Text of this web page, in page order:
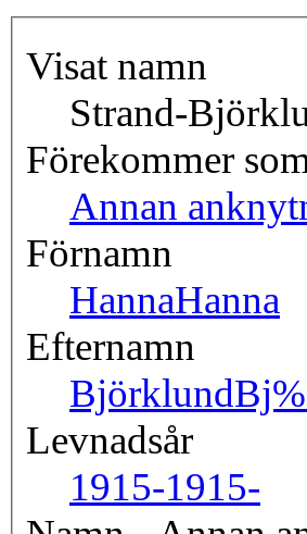
Visat namn
Strand-
Förekommer
Annan
Förnamn
HannaHanna
Efternamn
Björklund
Levnadsår
1915-1915-